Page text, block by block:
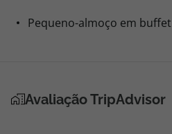
Pequeno-almoço em buffet
Avaliação TripAdvisor